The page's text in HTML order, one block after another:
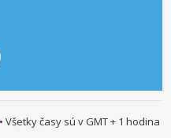
• Všetky časy sú v GMT + 1 hodina